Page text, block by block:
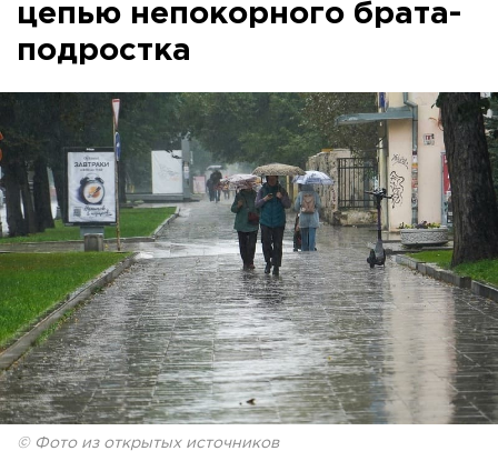
цепью непокорного брата-
подростка
© Фото из открытых источников